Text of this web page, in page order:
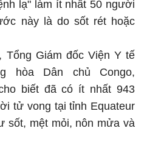
lạ" làm ít nhất 50 người
này là do sốt rét hoặc
Tổng Giám đốc Viện Y tế
hòa Dân chủ Congo,
biết đã có ít nhất 943
tử vong tại tỉnh Equateur
sốt, mệt mỏi, nôn mửa và